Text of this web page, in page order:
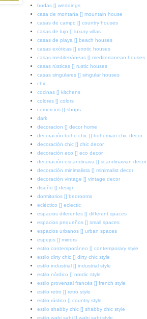
bodas [] weddings
casa de montaña [] mountain house
casas de campo [] country houses
casas de lujo [] luxury villas
casas de playa [] beach houses
casas exóticas [] exotic houses
casas mediterráneas [] mediterranean houses
casas rústicas [] rustic houses
casas singulares [] singular houses
chic
cocinas [] kitchens
colores [] colors
comercios [] shops
dark
decoracion [] decor home
decoración boho chic [] bohemian chic decor
decoración chic [] chic decor
decoración eco [] eco decor
decoración escandinava [] scandinavian decor
decoración minimalista [] minimalist decor
decoración vintage [] vintage decor
diseño [] design
dormitorios [] bedrooms
ecléctico [] eclectic
espacios diferentes [] different spaces
espacios pequeños [] small spaces
espacios urbanos [] urban spaces
espejos [] mirrors
estilo contemporáneo [] contemporary style
estilo dirty chic [] dirty chic style
estilo industrial [] industrial style
estilo nórdico [] nordic style
estilo provenzal francés [] french style
estilo retro [] retro style
estilo rústico [] country style
estilo shabby chic [] shabby chic style
estilo wabi sabi [] wabi sabi style